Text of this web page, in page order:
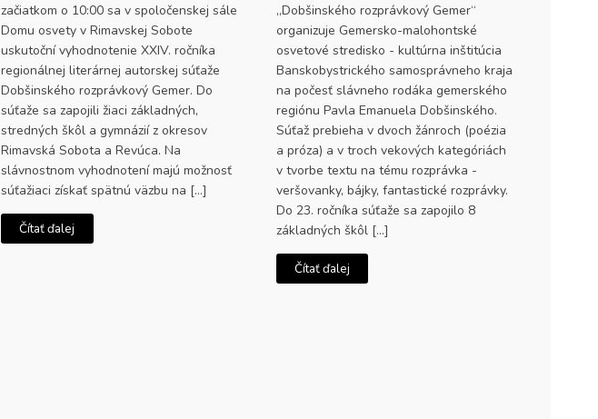
začiatkom o 10:00 sa v spoločenskej sále
Domu osvety v Rimavskej Sobote
uskutoční vyhodnotenie XXIV. ročníka
regionálnej literárnej autorskej súťaže
Dobšinského rozprávkový Gemer. Do
súťaže sa zapojili žiaci základných,
stredných škôl a gymnázií z okresov
Rimavská Sobota a Revúca. Na
slávnostnom vyhodnotení majú možnosť
súťažiaci získať spätnú väzbu na […]
Čítať ďalej
„Dobšinského rozprávkový Gemer“
organizuje Gemersko-malohontské
osvetové stredisko - kultúrna inštitúcia
Banskobystrického samosprávneho kraja
na počesť slávneho rodáka gemerského
regiónu Pavla Emanuela Dobšinského.
Súťaž prebieha v dvoch žánroch (poézia
a próza) a v troch vekových kategóriách
v tvorbe textu na tému rozprávka -
veršovanky, bájky, fantastické rozprávky.
Do 23. ročníka súťaže sa zapojilo 8
základných škôl […]
Čítať ďalej